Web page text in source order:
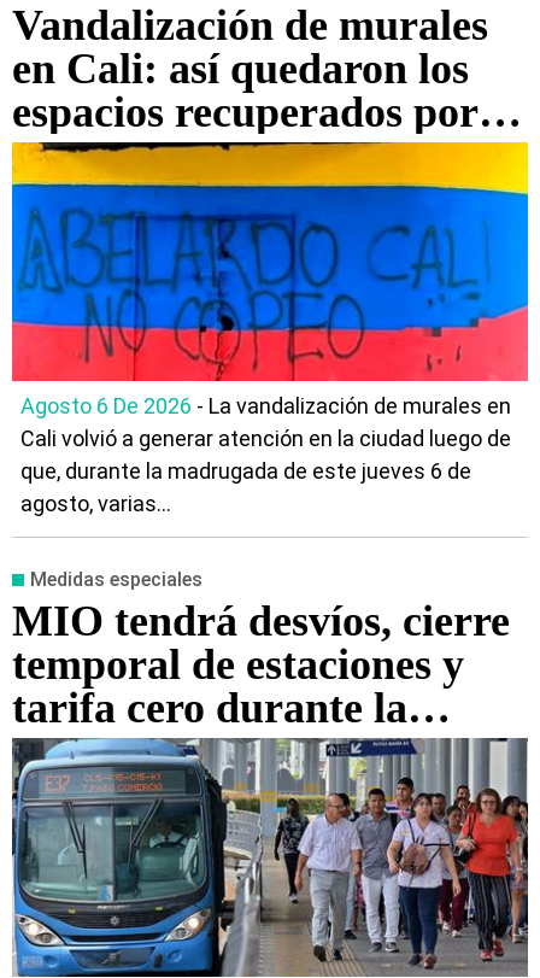
Vandalización de murales
en Cali: así quedaron los
espacios recuperados por
‘Volvamos a mi Cali bella’
antes de la posesión
presidencial
Agosto 6 De 2026 - La vandalización de murales en
Cali volvió a generar atención en la ciudad luego de
que, durante la madrugada de este jueves 6 de
agosto, varias...
Medidas especiales
MIO tendrá desvíos, cierre
temporal de estaciones y
tarifa cero durante la
posesión presidencial en
Cali